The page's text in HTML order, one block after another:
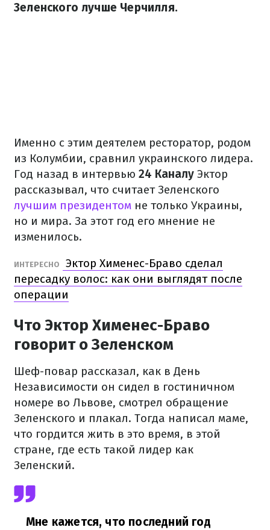
Зеленского лучше Черчилля.
Именно с этим деятелем ресторатор, родом
из Колумбии, сравнил украинского лидера.
Год назад в интервью 24 Каналу Эктор
рассказывал, что считает Зеленского
лучшим президентом не только Украины,
но и мира. За этот год его мнение не
изменилось.
ИНТЕРЕСНО
Эктор Хименес-Браво сделал
пересадку волос: как они выглядят после
операции
Что Эктор Хименес-Браво
говорит о Зеленском
Шеф-повар рассказал, как в День
Независимости он сидел в гостиничном
номере во Львове, смотрел обращение
Зеленского и плакал. Тогда написал маме,
что гордится жить в это время, в этой
стране, где есть такой лидер как
Зеленский.
Мне кажется, что последний год